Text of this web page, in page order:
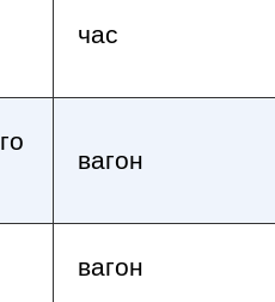
час
вагон
вагон